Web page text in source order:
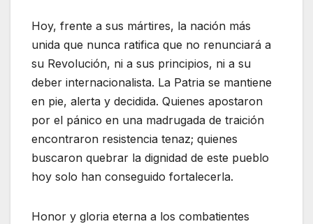
Hoy, frente a sus mártires, la nación más
unida que nunca ratifica que no renunciará a
su Revolución, ni a sus principios, ni a su
deber internacionalista. La Patria se mantiene
en pie, alerta y decidida. Quienes apostaron
por el pánico en una madrugada de traición
encontraron resistencia tenaz; quienes
buscaron quebrar la dignidad de este pueblo
hoy solo han conseguido fortalecerla.
Honor y gloria eterna a los combatientes